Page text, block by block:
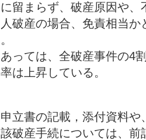
留まらず、破産原因や
破産の場合、免責相当か
っては、全破産事件の4
は上昇している。
立書の記載，添付資料
破産手続については、